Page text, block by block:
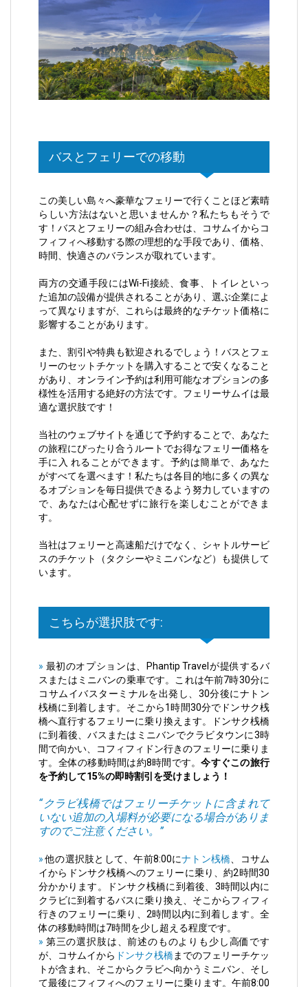
バスとフェリーでの移動
この美しい島々へ豪華なフェリーで行くことほど素晴
らしい方法はないと思いませんか？私たちもそうで
す！バスとフェリーの組み合わせは、コサムイからコ
フィフィへ移動する際の理想的な手段であり、価格、
時間、快適さのバランスが取れています。
両方の交通手段にはWi-Fi接続、食事、トイレといっ
た追加の設備が提供されることがあり、選ぶ企業によ
って異なりますが、これらは最終的なチケット価格に
影響することがあります。
また、割引や特典も歓迎されるでしょう！バスとフェ
リーのセットチケットを購入することで安くなること
があり、オンライン予約は利用可能なオプションの多
様性を活用する絶好の方法です。 フェリーサムイは最
適な選択肢です！
当社のウェブサイトを通じて予約することで、あなた
の旅程にぴったり合うルートでお得なフェリー価格を
手に入 れることができます。予約は簡単で、あなた
がすべてを選べます！私たちは各目的地に多くの異な
るオプションを毎日提供できるよう努力していますの
で、あなたは心配せずに旅行を楽しむことができま
す。
当社はフェリーと高速船だけでなく、シャトルサービ
スのチケット（タクシーやミニバンなど）も提供して
います。
こちらが選択肢です:
» 最初のオプションは、Phantip Travelが提供するバ
スまたはミニバンの乗車です。これは午前7時30分に
コサムイバスターミナルを出発し、30分後にナトン
桟橋に到着します。そこから1時間30分でドンサク桟
橋へ直行するフェリーに乗り換えます。ドンサク桟橋
に到着後、バスまたはミニバンでクラビタウンに3時
間で向かい、コフィフィドン行きのフェリーに乗りま
す。全体の移動時間は約8時間です。今すぐこの旅行
を予約して15%の即時割引を受けましょう！
“クラビ桟橋ではフェリーチケットに含まれて
いない追加の入場料が必要になる場合がありま
すのでご注意ください。”
»他の選択肢として、午前8:00にナトン桟橋 、コサム
イからドンサク桟橋へのフェリーに乗り、約2時間30
分かかります。ドンサク桟橋に到着後、3時間以内に
クラビに到着するバスに乗り換え、そこからフィフィ
行きのフェリーに乗り、2時間以内に到着します。全
体の移動時間は7時間を少し超える程度です。
» 第三の選択肢は、前述のものよりも少し高価です
が、コサムイから ドンサク桟橋までのフェリーチケッ
トが含まれ、そこからクラビへ向かうミニバン、そし
て最後にフィフィへのフェリーに乗ります。午前8:00